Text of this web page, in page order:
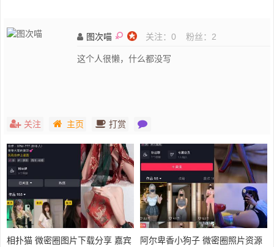
图次喵 关注： 0 粉丝： 2
这个人很懒，什么都没写
关注 主页 打赏
相扑猫 微密圈图片下载分享 嘉宾
阿尔卑香小狗子 微密圈照片资源